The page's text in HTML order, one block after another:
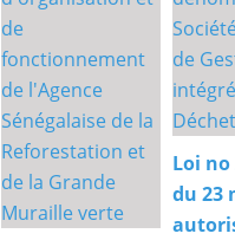
Loi no
du 23